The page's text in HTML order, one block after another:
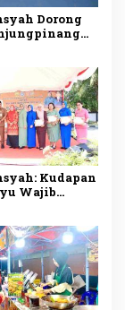
Dorong
Kudapan
Wajib